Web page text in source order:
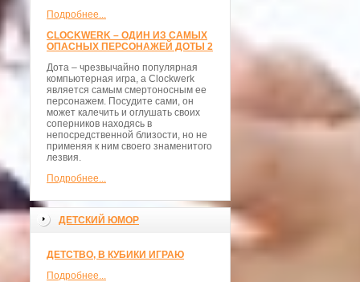
Подробнее...
CLOCKWERK – ОДИН ИЗ САМЫХ
ОПАСНЫХ ПЕРСОНАЖЕЙ ДОТЫ 2
Дота – чрезвычайно популярная
компьютерная игра, а Clockwerk
является самым смертоносным ее
персонажем. Посудите сами, он
может калечить и оглушать своих
соперников находясь в
непосредственной близости, но не
применяя к ним своего знаменитого
лезвия.
Подробнее...
ДЕТСКИЙ ЮМОР
ДЕТСТВО, В КУБИКИ ИГРАЮ
Подробнее...